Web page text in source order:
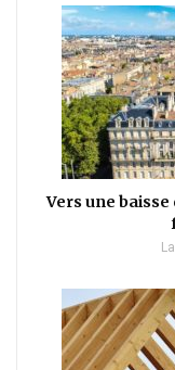
Vers une